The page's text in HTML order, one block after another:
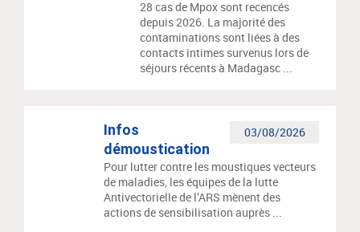
28 cas de Mpox sont recencés
depuis 2026. La majorité des
contaminations sont liées à des
contacts intimes survenus lors de
séjours récents à Madagasc ...
03/08/2026
Infos
démoustication
Pour lutter contre les moustiques vecteurs
de maladies, les équipes de la lutte
Antivectorielle de l’ARS mènent des
actions de sensibilisation auprès ...